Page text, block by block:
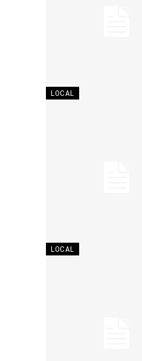
LOCAL
LOCAL